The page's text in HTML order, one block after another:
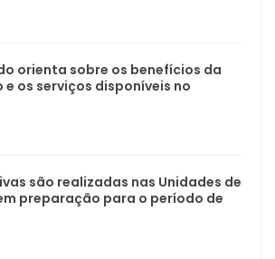
orienta sobre os benefícios da
os serviços disponíveis no
são realizadas nas Unidades de
preparação para o período de